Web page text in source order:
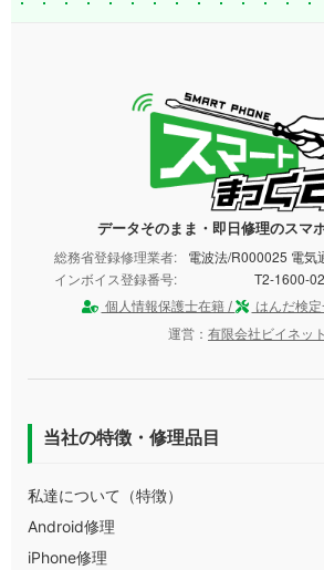
データそのまま・即日修理のスマ
総務省登録修理業者:
電波法/R000025 電気
インボイス登録番号:
T2-1600-
個人情報保護士在籍 /
はんだ検
運営： 有限会社ビイネット
当社の特徴・修理品目
私達について（特徴）
Android修理
iPhone修理